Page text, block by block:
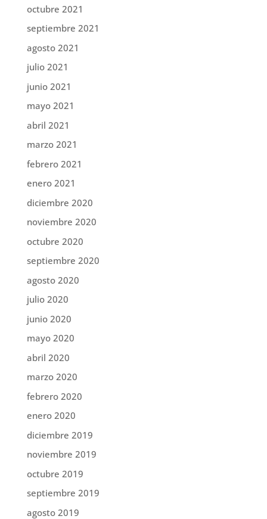
octubre 2021
septiembre 2021
agosto 2021
julio 2021
junio 2021
mayo 2021
abril 2021
marzo 2021
febrero 2021
enero 2021
diciembre 2020
noviembre 2020
octubre 2020
septiembre 2020
agosto 2020
julio 2020
junio 2020
mayo 2020
abril 2020
marzo 2020
febrero 2020
enero 2020
diciembre 2019
noviembre 2019
octubre 2019
septiembre 2019
agosto 2019